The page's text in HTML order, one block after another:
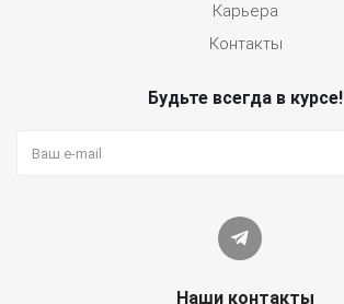
Карьера
Контакты
Будьте всегда в курсе!
Наши контакты